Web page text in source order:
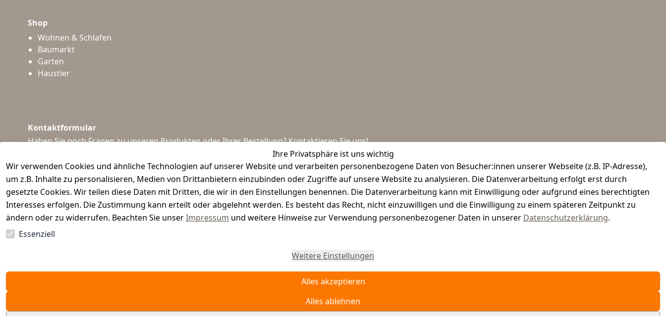
Ihre Privatsphäre ist uns wichtig
Wir verwenden Cookies und ähnliche Technologien auf unserer Website und verarbeiten personenbezogene Daten von Besucher:innen unserer Webseite (z.B. IP-Adresse),
um z.B. Inhalte zu personalisieren, Medien von Drittanbietern einzubinden oder Zugriffe auf unsere Website zu analysieren. Die Datenverarbeitung erfolgt erst durch
gesetzte Cookies. Wir teilen diese Daten mit Dritten, die wir in den Einstellungen benennen. Die Datenverarbeitung kann mit Einwilligung oder aufgrund eines berechtigten
Interesses erfolgen. Die Zustimmung kann erteilt oder abgelehnt werden. Es besteht das Recht, nicht einzuwilligen und die Einwilligung zu einem späteren Zeitpunkt zu
ändern oder zu widerrufen. Beachten Sie unserImpressum und weitere Hinweise zur Verwendung personenbezogener Daten in unserer Datenschutzerklärung.
Essenziell
Weitere Einstellungen
Alles akzeptieren
Alles ablehnen
Shop
Wohnen & Schlafen
Baumarkt
Garten
Haustier
Kontaktformular
Haben Sie noch Fragen zu unseren Produkten oder Ihrer Bestellung? Kontaktieren Sie uns!
support@waidmeister.de